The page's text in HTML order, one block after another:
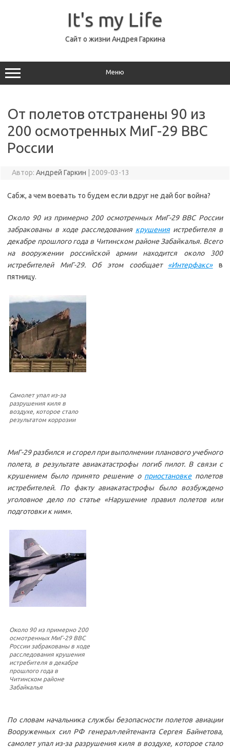
It's my Life
Сайт о жизни Андрея Гаркина
Меню
От полетов отстранены 90 из
200 осмотренных МиГ-29 ВВС
России
Автор: Андрей Гаркин 2009-03-13
Сабж, а чем воевать то будем если вдруг не дай бог война?
Около 90 из примерно 200 осмотренных МиГ-29 ВВС России
забракованы в ходе расследования крушенияистребителя в
декабре прошлого года в Читинском районе Забайкалья. Всего
на вооружении российской армии находится около 300
истребителей МиГ-29. Об этом сообщает «Интерфакс»в
пятницу.
Самолет упал из-за
разрушения киля в
воздухе, которое стало
результатом коррозии
МиГ-29 разбился и сгорел при выполнении планового учебного
полета, в результате авиакатастрофы погиб пилот. В связи с
крушением было принято решение о приостановкеполетов
истребителей. По факту авиакатастрофы было возбуждено
уголовное дело по статье «Нарушение правил полетов или
подготовки к ним».
Около 90 из примерно 200
осмотренных МиГ-29 ВВС
России забракованы в ходе
расследования крушения
истребителя в декабре
прошлого года в
Читинском районе
Забайкалья
По словам начальника службы безопасности полетов авиации
Вооруженных сил РФ генерал-лейтенанта Сергея Байнетова,
самолет упал из-за разрушения киля в воздухе, которое стало